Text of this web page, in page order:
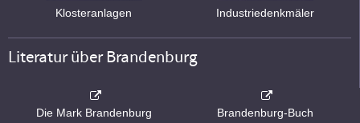
Klosteranlagen Industriedenkmäler
Literatur über Brandenburg
Die Mark Brandenburg Brandenburg-Buch